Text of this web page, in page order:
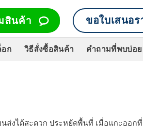
สินค้า ขอใบเสนอร
อก วิธีสั่งซื้อสินค้า คำถามที่พบบ่อย
งได้สะดวก ประหยัดพื้นที่ เมื่อแกะออก